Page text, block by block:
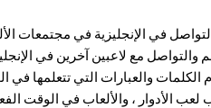
في الإنجليزية في مجتمعات
والتواصل مع لاعبين آخرين في
الكلمات والعبارات التي تتعلمها
لعب الأدوار ، والألعاب في الوقت